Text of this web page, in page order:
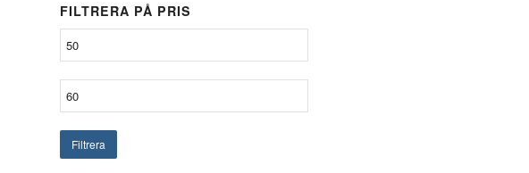
FILTRERA PÅ PRIS
Filtrera